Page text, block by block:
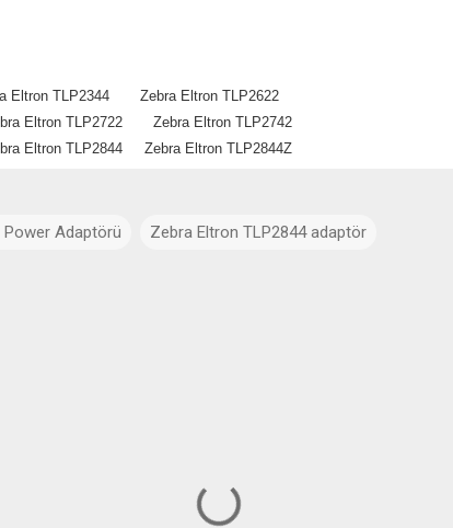
Eltron TLP2344 Zebra Eltron TLP2622
Eltron TLP2722 Zebra Eltron TLP2742
Eltron TLP2844 Zebra Eltron TLP2844Z
Adaptörü Zebra Eltron TLP2844 adaptör